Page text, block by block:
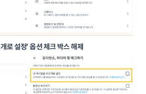
로 설정’ 옵션 체크 박스 해제